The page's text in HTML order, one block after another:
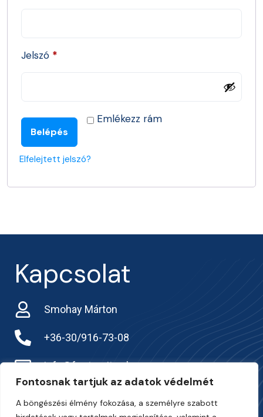
Fontosnak tartjuk az adatok védelmét
A böngészési élmény fokozása, a személyre szabott
Jelszó *
Emlékezz rám
Belépés
Elfelejtett jelszó?
Kapcsolat
Smohay Márton
+36-30/916-73-08
info@frarternitas.hu